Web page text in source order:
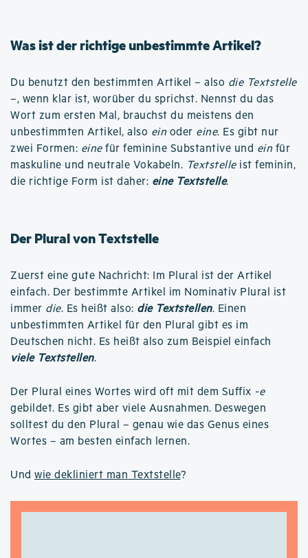
Was ist der richtige unbestimmte Artikel?
Du benutzt den bestimmten Artikel – also die Textstelle
–, wenn klar ist, worüber du sprichst. Nennst du das
Wort zum ersten Mal, brauchst du meistens den
unbestimmten Artikel, also ein oder eine. Es gibt nur
zwei Formen: einefür feminine Substantive und ein für
maskuline und neutrale Vokabeln. Textstelleist feminin,
die richtige Form ist daher: eine Textstelle.
Der Plural von Textstelle
Zuerst eine gute Nachricht: Im Plural ist der Artikel
einfach. Der bestimmte Artikel im Nominativ Plural ist
immer die. Es heißt also: die Textstellen. Einen
unbestimmten Artikel für den Plural gibt es im
Deutschen nicht. Es heißt also zum Beispiel einfach
viele Textstellen.
Der Plural eines Wortes wird oft mit dem Suffix -e
gebildet. Es gibt aber viele Ausnahmen. Deswegen
solltest du den Plural – genau wie das Genus eines
Wortes – am besten einfach lernen.
Und wie dekliniert man Textstelle?